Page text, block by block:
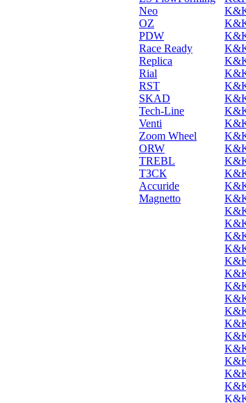
Neo
OZ
PDW
Race Ready
Replica
Rial
RST
SKAD
Tech-Line
Venti
Zoom Wheel
ORW
TREBL
ТЗСК
Accuride
Magnetto